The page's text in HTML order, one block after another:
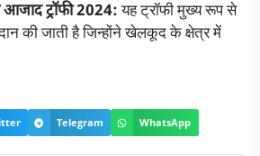
ट्रॉफी 2024:यह ट्रॉफी मुख्य रूप से
की जाती है जिन्होंने खेलकूद के क्षेत्र में
Telegram WhatsApp